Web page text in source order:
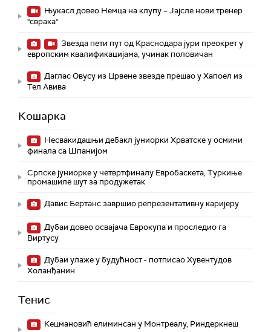
Њукасл довео Немца на клупу – Јајсле нови тренер
"сврака"
Звезда пети пут од Краснодара јури преокрет у
европским квалификацијама, учинак половичан
Даглас Овусу из Црвене звезде прешао у Хапоел из
Тел Авива
Кошарка
Несвакидашњи дебакл јуниорки Хрватске у осмини
финала са Шпанијом
Српске јуниорке у четвртфиналу Евробаскета, Туркиње
промашиле шут за продужетак
Давис Бертанс завршио репрезентативну каријеру
Дубаи довео освајача Еврокупа и проследио га
Виртусу
Дубаи улаже у будућност - потписао Хувентудов
Холанђанин
Тенис
Кецмановић елиминсан у Монтреалу, Риндеркнеш